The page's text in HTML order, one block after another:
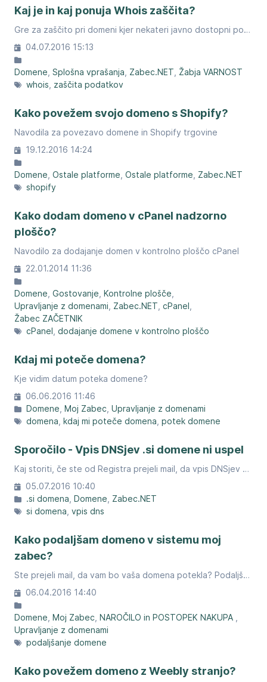
Kaj je in kaj ponuja Whois zaščita?
Gre za zaščito pri domeni kjer nekateri javno dostopni podatki ob iskanju ostanejo skriti.
04.07.2016 15:13
Domene Splošna vprašanja Zabec.NET Žabja VARNOST
whois zaščita podatkov
Kako povežem svojo domeno s Shopify?
Navodila za povezavo domene in Shopify trgovine
19.12.2016 14:24
Domene Ostale platforme Ostale platforme Zabec.NET
shopify
Kako dodam domeno v cPanel nadzorno
ploščo?
Navodilo za dodajanje domen v kontrolno ploščo cPanel
22.01.2014 11:36
Domene Gostovanje Kontrolne plošče
Upravljanje z domenami Zabec.NET cPanel
Žabec ZAČETNIK
cPanel dodajanje domene v kontrolno ploščo
Kdaj mi poteče domena?
Kje vidim datum poteka domene?
06.06.2016 11:46
Domene Moj Zabec Upravljanje z domenami
domena kdaj mi poteče domena potek domene
Sporočilo - Vpis DNSjev .si domene ni uspel
Kaj storiti, če ste od Registra prejeli mail, da vpis DNSjev za vašo domeno ni uspel.
05.07.2016 10:40
.si domena Domene Zabec.NET
si domena vpis dns
Kako podaljšam domeno v sistemu moj
zabec?
Ste prejeli mail, da vam bo vaša domena potekla? Podaljšajte jo enostavno v mojem zabcu.
06.04.2016 14:40
Domene Moj Zabec NAROČILO in POSTOPEK NAKUPA
Upravljanje z domenami
podaljšanje domene
Kako povežem domeno z Weebly stranjo?